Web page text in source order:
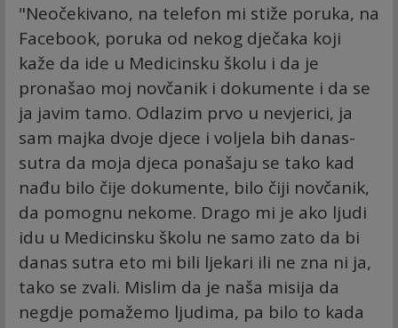
"Neočekivano, na telefon mi stiže poruka, na
Facebook, poruka od nekog dječaka koji
kaže da ide u Medicinsku školu i da je
pronašao moj novčanik i dokumente i da se
ja javim tamo. Odlazim prvo u nevjerici, ja
sam majka dvoje djece i voljela bih danas-
sutra da moja djeca ponašaju se tako kad
nađu bilo čije dokumente, bilo čiji novčanik,
da pomognu nekome. Drago mi je ako ljudi
idu u Medicinsku školu ne samo zato da bi
danas sutra eto mi bili ljekari ili ne zna ni ja,
tako se zvali. Mislim da je naša misija da
negdje pomažemo ljudima, pa bilo to kada